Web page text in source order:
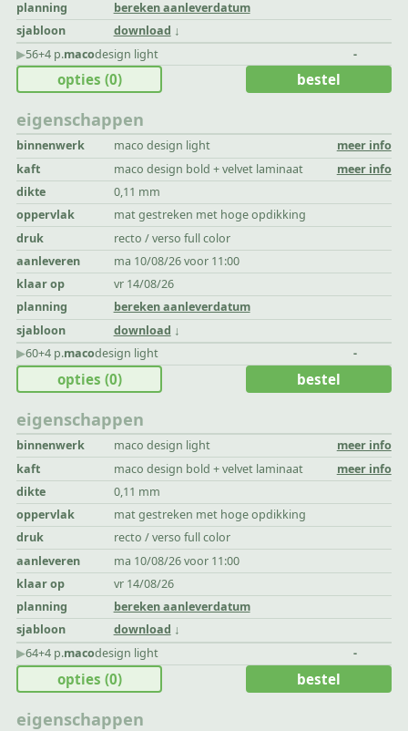
planning
bereken aanleverdatum
sjabloon
download
▶︎56+4 p.macodesign light -
eigenschappen
binnenwerk maco design light
meer info
kaft
maco design bold + velvet laminaat
meer info
dikte
0,11 mm
oppervlak
mat gestreken met hoge opdikking
druk
recto / verso full color
aanleveren
ma 10/08/26 voor 11:00
klaar op
vr 14/08/26
planning
bereken aanleverdatum
sjabloon
download
opties (0) bestel
▶︎60+4 p.macodesign light -
eigenschappen
binnenwerk maco design light
meer info
kaft
maco design bold + velvet laminaat
meer info
dikte
0,11 mm
oppervlak
mat gestreken met hoge opdikking
druk
recto / verso full color
aanleveren
ma 10/08/26 voor 11:00
klaar op
vr 14/08/26
planning
bereken aanleverdatum
sjabloon
download
opties (0) bestel
▶︎64+4 p.macodesign light -
eigenschappen
opties (0) bestel